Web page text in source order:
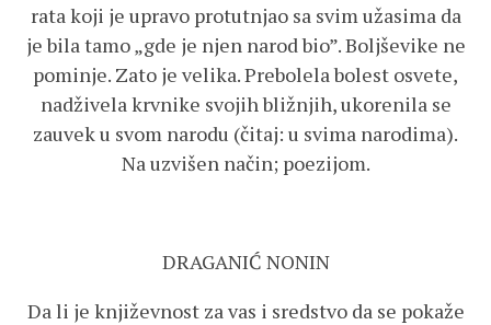
rata koji je upravo protutnjao sa svim užasima da
je bila tamo „gde je njen narod bio”. Boljševike ne
pominje. Zato je velika. Prebolela bolest osvete,
nadživela krvnike svojih bližnjih, ukorenila se
zauvek u svom narodu (čitaj: u svima narodima).
Na uzvišen način; poezijom.
DRAGANIĆ NONIN
Da li je književnost za vas i sredstvo da se pokaže